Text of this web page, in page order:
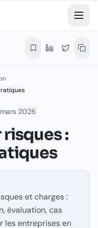
: règles et
- Publié le 21 mars
règles comptables et
2026
types
fréquentes en 2026
pratiques
mars 2026
:
et charges :
évaluation, cas
les entreprises en